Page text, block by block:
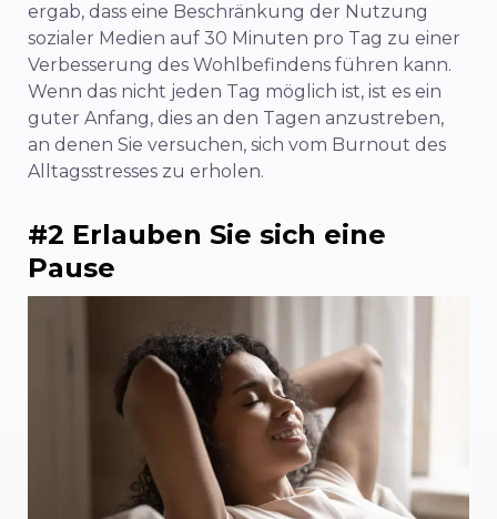
ergab, dass eine Beschränkung der Nutzung
sozialer Medien auf 30 Minuten pro Tag zu einer
Verbesserung des Wohlbefindens führen kann.
Wenn das nicht jeden Tag möglich ist, ist es ein
guter Anfang, dies an den Tagen anzustreben,
an denen Sie versuchen, sich vom Burnout des
Alltagsstresses zu erholen.
#2 Erlauben Sie sich eine
Pause